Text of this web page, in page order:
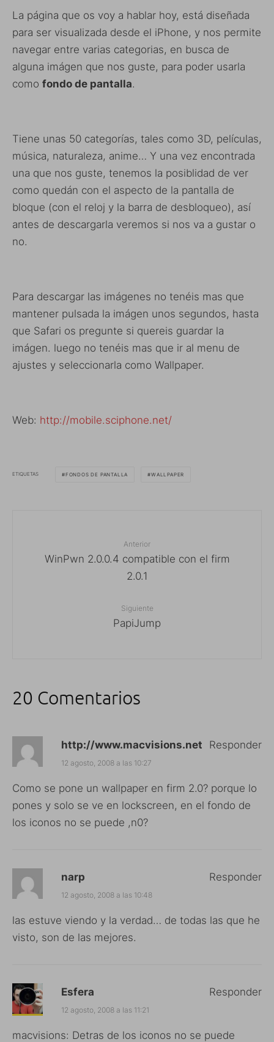
La página que os voy a hablar hoy, está diseñada
para ser visualizada desde el iPhone, y nos permite
navegar entre varias categorias, en busca de
alguna imágen que nos guste, para poder usarla
como fondo de pantalla.
Tiene unas 50 categorías, tales como 3D, películas,
música, naturaleza, anime… Y una vez encontrada
una que nos guste, tenemos la posiblidad de ver
como quedán con el aspecto de la pantalla de
bloque (con el reloj y la barra de desbloqueo), así
antes de descargarla veremos si nos va a gustar o
no.
Para descargar las imágenes no tenéis mas que
mantener pulsada la imágen unos segundos, hasta
que Safari os pregunte si quereis guardar la
imágen. luego no tenéis mas que ir al menu de
ajustes y seleccionarla como Wallpaper.
Web: http://mobile.sciphone.net/
ETIQUETAS FONDOS DE PANTALLA WALLPAPER
Anterior
WinPwn 2.0.0.4 compatible con el firm
2.0.1
Siguiente
PapiJump
20 Comentarios
http://www.macvisions.net
12 agosto, 2008 a las 10:27
Como se pone un wallpaper en firm 2.0? porque lo
pones y solo se ve en lockscreen, en el fondo de
los iconos no se puede ,n0?
Responder
narp
12 agosto, 2008 a las 10:48
las estuve viendo y la verdad… de todas las que he
visto, son de las mejores.
Responder
Esfera
12 agosto, 2008 a las 11:21
macvisions: Detras de los iconos no se puede
Responder